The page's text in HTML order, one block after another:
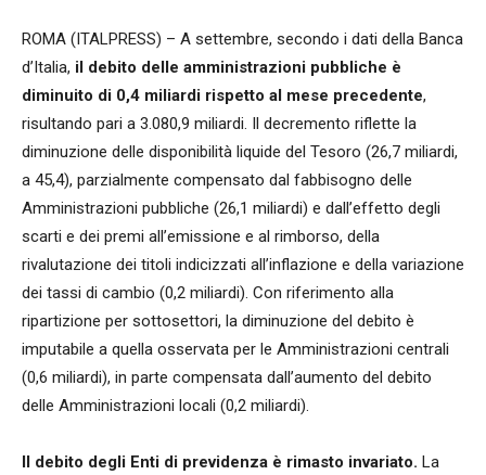
ROMA (ITALPRESS) – A settembre, secondo i dati della Banca
d’Italia, il debito delle amministrazioni pubbliche è
diminuito di 0,4 miliardi rispetto al mese precedente,
risultando pari a 3.080,9 miliardi. Il decremento riflette la
diminuzione delle disponibilità liquide del Tesoro (26,7 miliardi,
a 45,4), parzialmente compensato dal fabbisogno delle
Amministrazioni pubbliche (26,1 miliardi) e dall’effetto degli
scarti e dei premi all’emissione e al rimborso, della
rivalutazione dei titoli indicizzati all’inflazione e della variazione
dei tassi di cambio (0,2 miliardi). Con riferimento alla
ripartizione per sottosettori, la diminuzione del debito è
imputabile a quella osservata per le Amministrazioni centrali
(0,6 miliardi), in parte compensata dall’aumento del debito
delle Amministrazioni locali (0,2 miliardi).
Il debito degli Enti di previdenza è rimasto invariato. La